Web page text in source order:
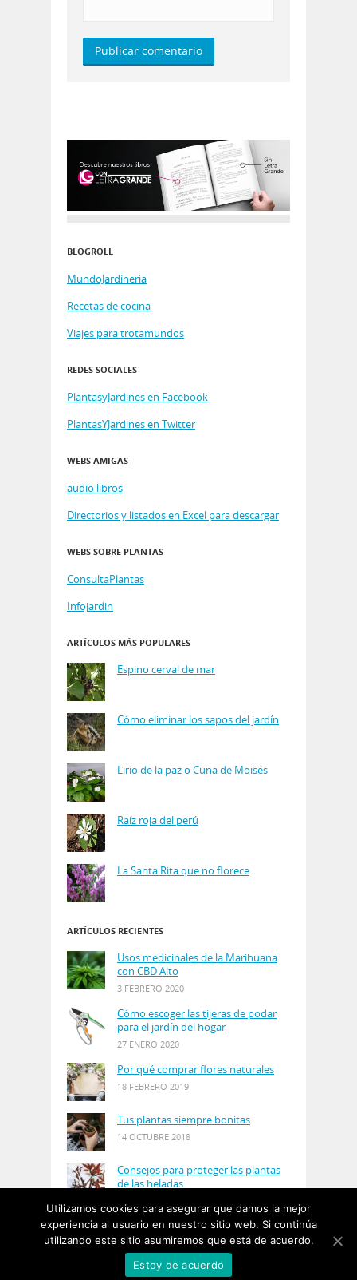
BLOGROLL
MundoJardineria
Recetas de cocina
Viajes para trotamundos
REDES SOCIALES
PlantasyJardines en Facebook
PlantasYJardines en Twitter
WEBS AMIGAS
audio libros
Directorios y listados en Excel para descargar
WEBS SOBRE PLANTAS
ConsultaPlantas
Infojardin
ARTÍCULOS MÁS POPULARES
Espino cerval de mar
Cómo eliminar los sapos del jardín
Lirio de la paz o Cuna de Moisés
Raíz roja del perú
La Santa Rita que no florece
ARTÍCULOS RECIENTES
Usos medicinales de la Marihuana
con CBD Alto
3 FEBRERO 2020
Cómo escoger las tijeras de podar
para el jardín del hogar
27 ENERO 2020
Por qué comprar flores naturales
18 FEBRERO 2019
Tus plantas siempre bonitas
14 OCTUBRE 2018
Consejos para proteger las plantas
de las heladas
© Copyright 2019PlantasyJardines· Designed by
Utilizamos cookies para asegurar que damos la mejor
experiencia al usuario en nuestro sitio web. Si continúa
utilizando este sitio asumiremos que está de acuerdo.
Estoy de acuerdo